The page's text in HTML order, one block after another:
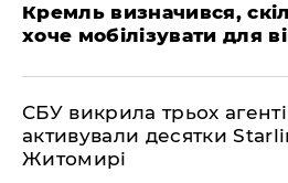
Кремль визначився,
хоче мобілізувати для
СБУ викрила трьох
активували десятки
Житомирі